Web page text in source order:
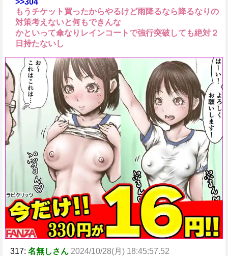
>>304
もうチケット買ったからやるけど雨降るなら降るなりの
対策考えないと何もできんな
かといって傘なりレインコートで強行突破しても絶対２
日持たないし
317: 名無しさん 2024/10/28(月) 18:45:57.52